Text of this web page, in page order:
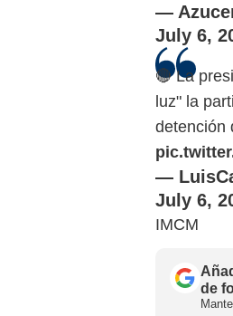
—
July 6,
🔴 La
luz" la
detención
—
July 6,
IMCM
de